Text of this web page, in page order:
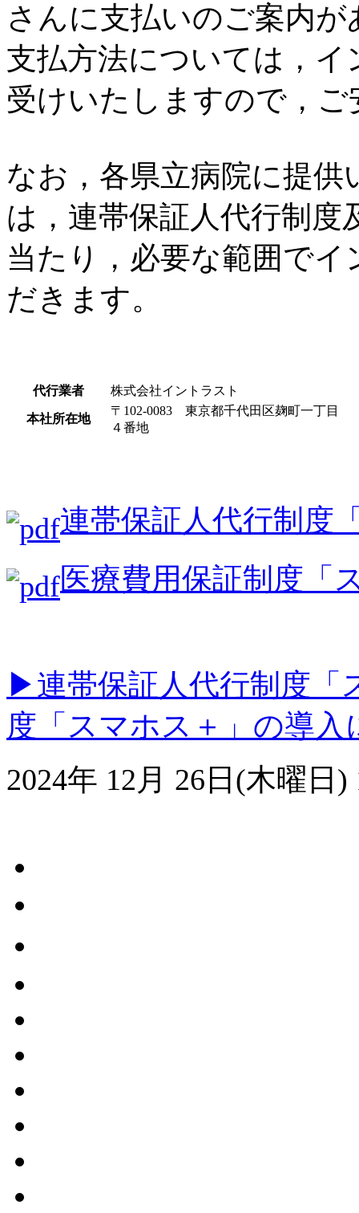
さんに支払いのご案内が
支払方法については，
受けいたしますので，
なお，各県立病院に提
は，連帯保証人代行制度
当たり，必要な範囲で
だきます。
代行業者 株式会社イントラスト
本社所在地
〒102-0083 東京都千代田区麹町一丁目
４番地
連帯保証人代行制度
医療費用保証制度「
▶連帯保証人代行制度「
度「スマホス＋」の導入
2024年 12月 26日(木曜日)